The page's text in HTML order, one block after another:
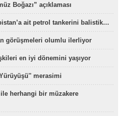
Boğazı” açıklaması
ait petrol tankerini balistik…
görüşmeleri olumlu ilerliyor
en iyi dönemini yaşıyor
merasimi
ile herhangi bir müzakere